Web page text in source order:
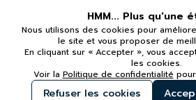
*Vous pouvez vous
LÉGAL
Politique de
HMM... Plus qu'une
Nous utilisons des cookies pour
le site et vous proposer de
En cliquant sur « Accepter », vous
les cookies.
Voir la Politique de confidentialité
Refuser les cookies